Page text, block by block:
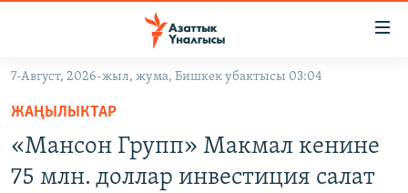
Навигацияга
өтүңүз
Издөөгө
салыңыз
7-Август, 2026-жыл, жума, Бишкек убактысы 03:04
ЖАҢЫЛЫКТАР
«Мансон Групп» Макмал кенине
75 млн. доллар инвестиция салат